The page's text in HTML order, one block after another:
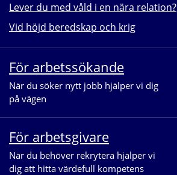
Lever du med våld i en nära relation?
Vid höjd beredskap och krig
För arbetssökande
När du söker nytt jobb hjälper vi dig
på vägen
För arbetsgivare
När du behöver rekrytera hjälper vi
dig att hitta värdefull kompetens